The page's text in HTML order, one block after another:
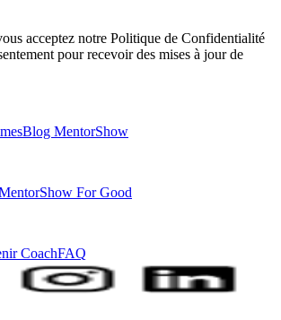
acceptez notre Politique de Confidentialité
pour recevoir des mises à jour de
Blog MentorShow
For Good
CoachFAQ